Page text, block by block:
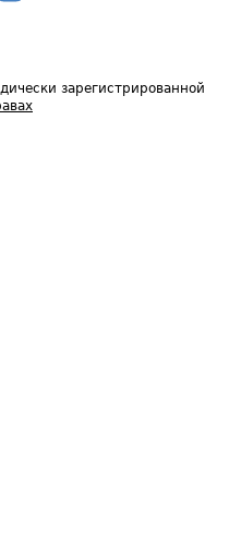
зарегистрированной